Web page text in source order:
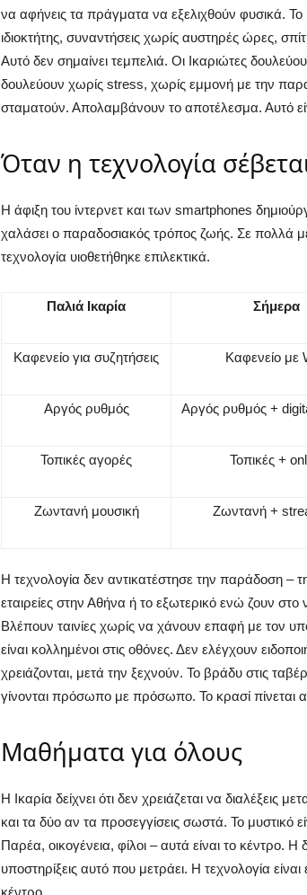
να αφήνεις τα πράγματα να εξελιχθούν φυσικά.
ιδιοκτήτης, συναντήσεις χωρίς αυστηρές ώρες,
Αυτό δεν σημαίνει τεμπελιά. Οι Ικαριώτες
δουλεύουν χωρίς stress, χωρίς εμμονή με την
σταματούν. Απολαμβάνουν το αποτέλεσμα. Αυτό
Όταν η τεχνολογία
Η άφιξη του ίντερνετ και των smartphones
χαλάσει ο παραδοσιακός τρόπος ζωής. Σε πολλά
τεχνολογία υιοθετήθηκε επιλεκτικά.
Παλιά Ικαρία Σήμερα
Καφενείο για συζητήσεις Καφενείο με
Αργός ρυθμός Αργός ρυθμός +
Τοπικές αγορές Τοπικές +
Ζωντανή μουσική Ζωντανή +
Η τεχνολογία δεν αντικατέστησε την παράδοση –
εταιρείες στην Αθήνα ή το εξωτερικό ενώ ζουν
Βλέπουν ταινίες χωρίς να χάνουν επαφή με τον
είναι κολλημένοι στις οθόνες. Δεν ελέγχουν
χρειάζονται, μετά την ξεχνούν. Το βράδυ στις
γίνονται πρόσωπο με πρόσωπο. Το κρασί πίνεται
Μαθήματα για όλους
Η Ικαρία δείχνει ότι δεν χρειάζεται να
και τα δύο αν τα προσεγγίσεις σωστά. Το μυστικό
Παρέα, οικογένεια, φίλοι – αυτά είναι το κέντρο.
υποστηρίξεις αυτό που μετράει. Η τεχνολογία
κέντρο.